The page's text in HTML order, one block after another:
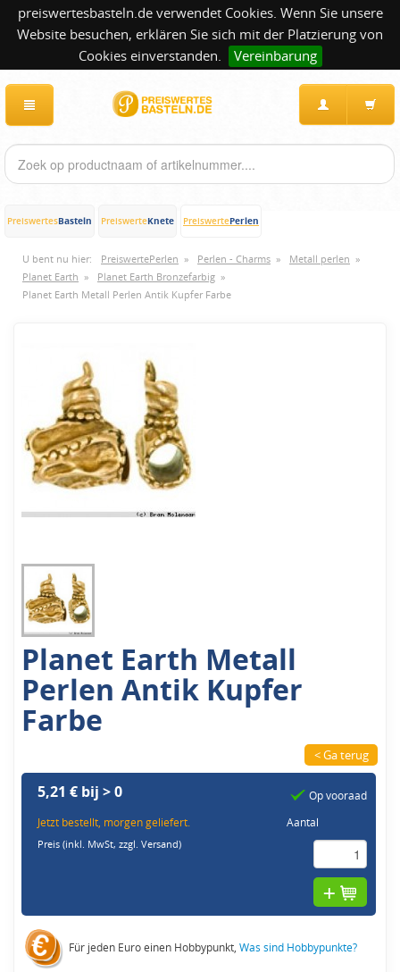
preiswertesbasteln.de verwendet Cookies. Wenn Sie unsere
Website besuchen, erklären Sie sich mit der Platzierung von
Cookies einverstanden.
Vereinbarung
PreiswertesBasteln PreiswerteKnete PreiswertePerlen
U bent nu hier: PreiswertePerlen » Perlen - Charms » Metall perlen »
Planet Earth » Planet Earth Bronzefarbig »
Planet Earth Metall Perlen Antik Kupfer Farbe
Planet Earth Metall
Perlen Antik Kupfer
Farbe
< Ga terug
5,21 € bij > 0
Jetzt bestellt, morgen geliefert.
Preis (inkl. MwSt,zzgl. Versand)
Op vooraad
Aantal
Für jeden Euro einen Hobbypunkt,Was sind Hobbypunkte?